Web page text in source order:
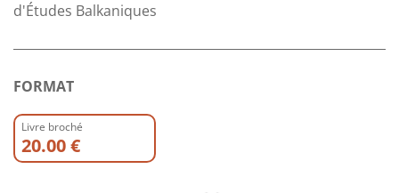
d'Études Balkaniques
FORMAT
Livre broché
20.00 €